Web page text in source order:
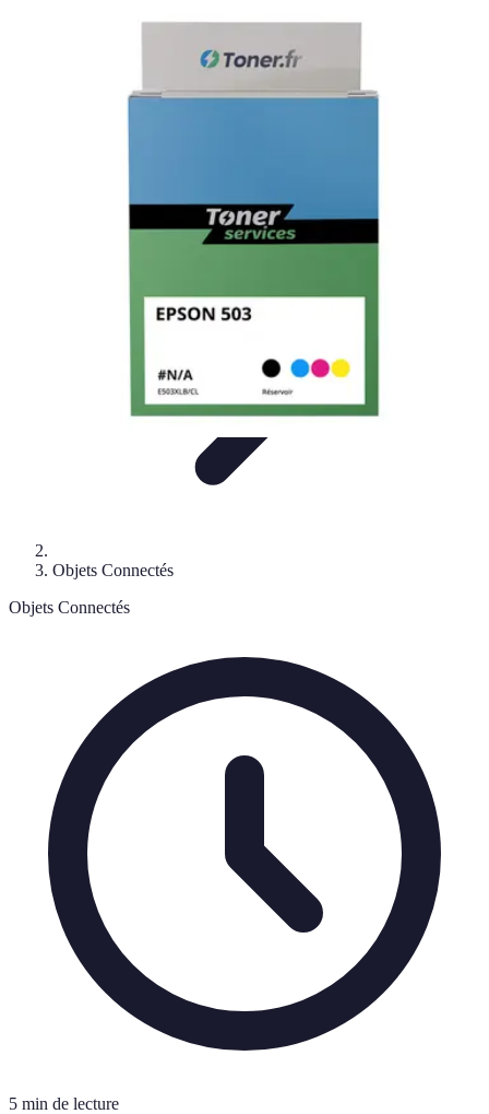
Objets connectés
Objets Connectés
Objets Connectés
5 min de lecture